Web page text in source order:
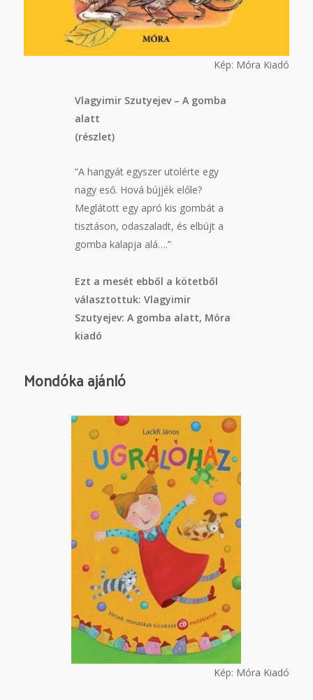
Kép: Móra Kiadó
Vlagyimir Szutyejev – A gomba
alatt
(részlet)
“A hangyát egyszer utolérte egy
nagy eső. Hová bújjék előle?
Meglátott egy apró kis gombát a
tisztáson, odaszaladt, és elbújt a
gomba kalapja alá….”
Ezt a mesét ebből a kötetből
választottuk: Vlagyimir
Szutyejev: A gomba alatt, Móra
kiadó
Mondóka ajánló
Kép: Móra Kiadó